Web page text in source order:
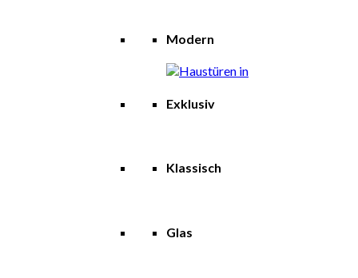
Modern
Exklusiv
Klassisch
Glas